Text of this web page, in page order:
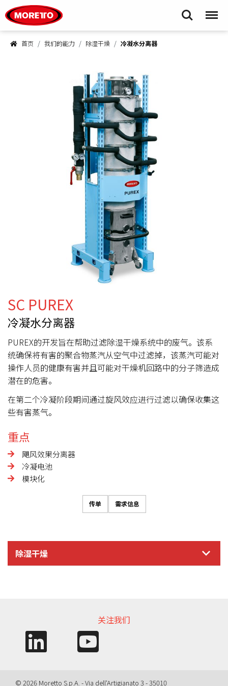
Search Menu
首页 我们的能力 除湿干燥 冷凝水分离器
SC PUREX
冷凝水分离器
PUREX的开发旨在帮助过滤除湿干燥系统中的废气。该系
统确保将有害的聚合物蒸汽从空气中过滤掉，该蒸汽可能对
操作人员的健康有害并且可能对干燥机回路中的分子筛造成
潜在的危害。
在第二个冷凝阶段期间通过旋风效应进行过滤以确保收集这
些有害蒸气。
重点
飓风效果分离器
冷凝电池
模块化
传单 需求信息
除湿干燥
关注我们
© 2026 Moretto S.p.A. - Via dell'Artigianato 3 - 35010